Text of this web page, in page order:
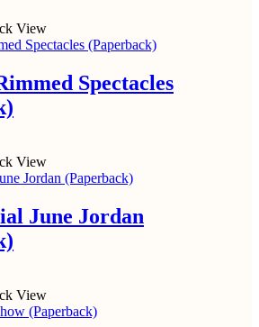
View
Spectacles
View
June Jordan
View